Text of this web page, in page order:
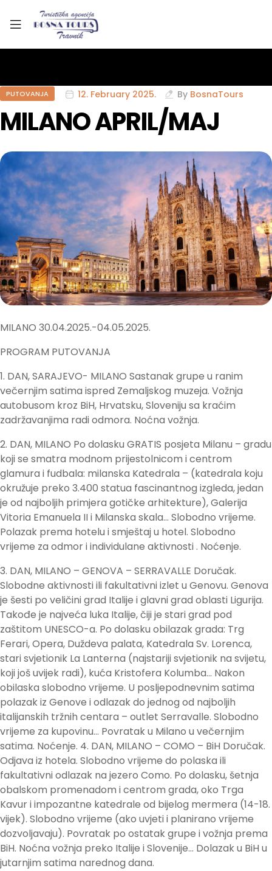
PUTOVANJA 12. February 2025. By BosnaTours
MILANO APRIL/MAJ
MILANO 30.04.2025.-04.05.2025.
PROGRAM PUTOVANJA
1. DAN, SARAJEVO- MILANO Sastanak grupe u ranim
večernjim satima ispred Zemaljskog muzeja. Vožnja
autobusom kroz BiH, Hrvatsku, Sloveniju sa kraćim
zadržavanjima radi odmora. Noćna vožnja.
2. DAN, MILANO Po dolasku GRATIS posjeta Milanu – gradu
koji se smatra modnom prijestolnicom i centrom
glamura i fudbala: milanska Katedrala – (katedrala koju
okružuje preko 3.400 statua fascinantnog izgleda, jedan
je od najboljih primjera gotičke arhitekture), Galerija
Vitoria Emanuela II i Milanska skala… Slobodno vrijeme.
Polazak prema hotelu i smještaj u hotel. Slobodno
vrijeme za odmor i individulane aktivnosti . Noćenje.
3. DAN, MILANO – GENOVA – SERRAVALLE Doručak.
Slobodne aktivnosti ili fakultativni izlet u Genovu. Genova
je šesti po veličini grad Italije i glavni grad oblasti Ligurija.
Takođe je najveća luka Italije, čiji je stari grad pod
zaštitom UNESCO-a. Po dolasku obilazak grada: Trg
Ferari, Opera, Duždeva palata, Katedrala Sv. Lorenca,
stari svjetionik La Lanterna (najstariji svjetionik na svijetu,
koji još uvijek radi), kuća Kristofera Kolumba… Nakon
obilaska slobodno vrijeme. U posljepodnevnim satima
polazak iz Genove i odlazak do jednog od najboljih
italijanskih tržnih centara – outlet Serravalle. Slobodno
vrijeme za kupovinu… Povratak u Milano u večernjim
satima. Noćenje. 4. DAN, MILANO – COMO – BiH Doručak.
Odjava iz hotela. Slobodno vrijeme do polaska ili
fakultativni odlazak na jezero Como. Po dolasku, šetnja
obalskom promenadom i centrom grada, oko Trga
Kavur i impozantne katedrale od bijelog mermera (14-18.
vijek). Slobodno vrijeme (ako uvjeti i planirano vrijeme
dozvoljavaju). Povratak po ostatak grupe i vožnja prema
BiH. Noćna vožnja preko Italije i Slovenije… Dolazak u BiH u
jutarnjim satima narednog dana.